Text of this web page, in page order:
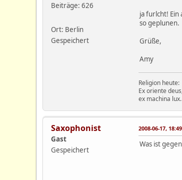
Beiträge: 626
Ort: Berlin
Gespeichert
ja furlcht!
so geplunen.
Grüße,
Amy
Religion heute:
Ex oriente
ex machina lux.
Saxophonist
Gast
Gespeichert
2008-06-17,
Was ist